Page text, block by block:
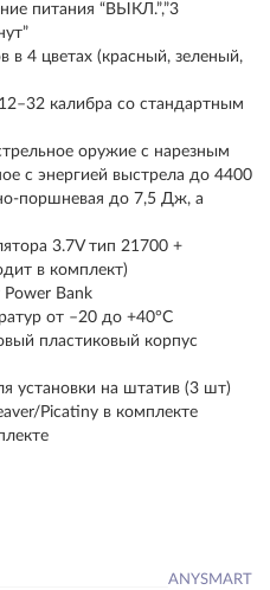
питания “ВЫКЛ.”,”3
в 4 цветах (красный, зеленый,
калибра со стандартным
оружие с нарезным
с энергией выстрела до 4400
поршневая до 7,5 Дж, а
3.7V тип 21700 +
в комплект)
Bank
от –20 до +40°С
пластиковый корпус
установки на штатив (3 шт)
Picatiny в комплекте
ANYSMART